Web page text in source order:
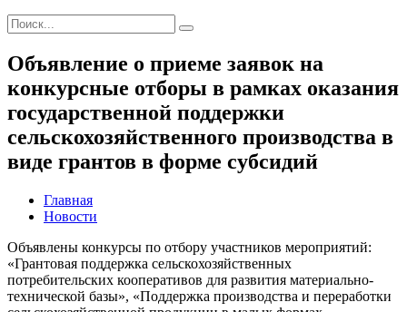
Объявление о приеме заявок на
конкурсные отборы в рамках оказания
государственной поддержки
сельскохозяйственного производства в
виде грантов в форме субсидий
Главная
Новости
Объявлены конкурсы по отбору участников мероприятий:
«Грантовая поддержка сельскохозяйственных
потребительских кооперативов для развития материально-
технической базы», «Поддержка производства и переработки